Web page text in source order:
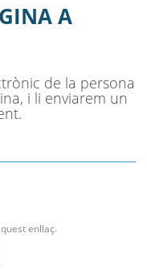
A
de la persona
i li enviarem un
enllaç.